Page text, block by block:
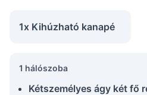
1x Kihúzható kanapé
1 hálószoba
Kétszemélyes ágy két fő